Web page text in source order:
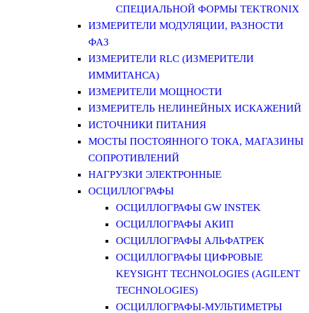
СПЕЦИАЛЬНОЙ ФОРМЫ TEKTRONIX
ИЗМЕРИТЕЛИ МОДУЛЯЦИИ, РАЗНОСТИ
ФАЗ
ИЗМЕРИТЕЛИ RLC (ИЗМЕРИТЕЛИ
ИММИТАНСА)
ИЗМЕРИТЕЛИ МОЩНОСТИ
ИЗМЕРИТЕЛЬ НЕЛИНЕЙНЫХ ИСКАЖЕНИЙ
ИСТОЧНИКИ ПИТАНИЯ
МОСТЫ ПОСТОЯННОГО ТОКА, МАГАЗИНЫ
СОПРОТИВЛЕНИЙ
НАГРУЗКИ ЭЛЕКТРОННЫЕ
ОСЦИЛЛОГРАФЫ
ОСЦИЛЛОГРАФЫ GW INSTEK
ОСЦИЛЛОГРАФЫ АКИП
ОСЦИЛЛОГРАФЫ АЛЬФАТРЕК
ОСЦИЛЛОГРАФЫ ЦИФРОВЫЕ
KEYSIGHT TECHNOLOGIES (AGILENT
TECHNOLOGIES)
ОСЦИЛЛОГРАФЫ-МУЛЬТИМЕТРЫ